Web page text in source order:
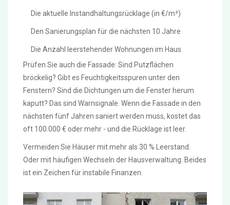
Die aktuelle Instandhaltungsrücklage (in €/m²)
Den Sanierungsplan für die nächsten 10 Jahre
Die Anzahl leerstehender Wohnungen im Haus
Prüfen Sie auch die Fassade: Sind Putzflächen
bröckelig? Gibt es Feuchtigkeitsspuren unter den
Fenstern? Sind die Dichtungen um die Fenster herum
kaputt? Das sind Warnsignale. Wenn die Fassade in den
nächsten fünf Jahren saniert werden muss, kostet das
oft 100.000 € oder mehr - und die Rücklage ist leer.
Vermeiden Sie Häuser mit mehr als 30 % Leerstand.
Oder mit häufigen Wechseln der Hausverwaltung. Beides
ist ein Zeichen für instabile Finanzen.